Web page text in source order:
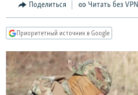
навигации
Вернутся
IDEL.РЕАЛИИ
КАВКАЗ.РЕАЛИИ
СИБИРЬ.РЕАЛИИ
РАСПИСАНИЕ ВЕЩАНИЯ
Поделиться Читать без VPN
Приоритетный источник в Google